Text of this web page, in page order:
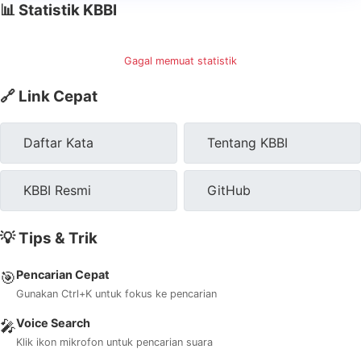
📊 Statistik KBBI
Gagal memuat statistik
🔗 Link Cepat
Daftar Kata Tentang KBBI
KBBI Resmi GitHub
💡 Tips & Trik
🎯Pencarian Cepat
Gunakan Ctrl+K untuk fokus ke pencarian
🎤Voice Search
Klik ikon mikrofon untuk pencarian suara